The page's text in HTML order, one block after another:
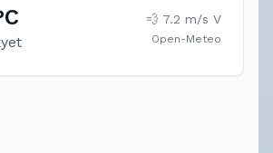
💨 7.2 m/s V
Open-Meteo